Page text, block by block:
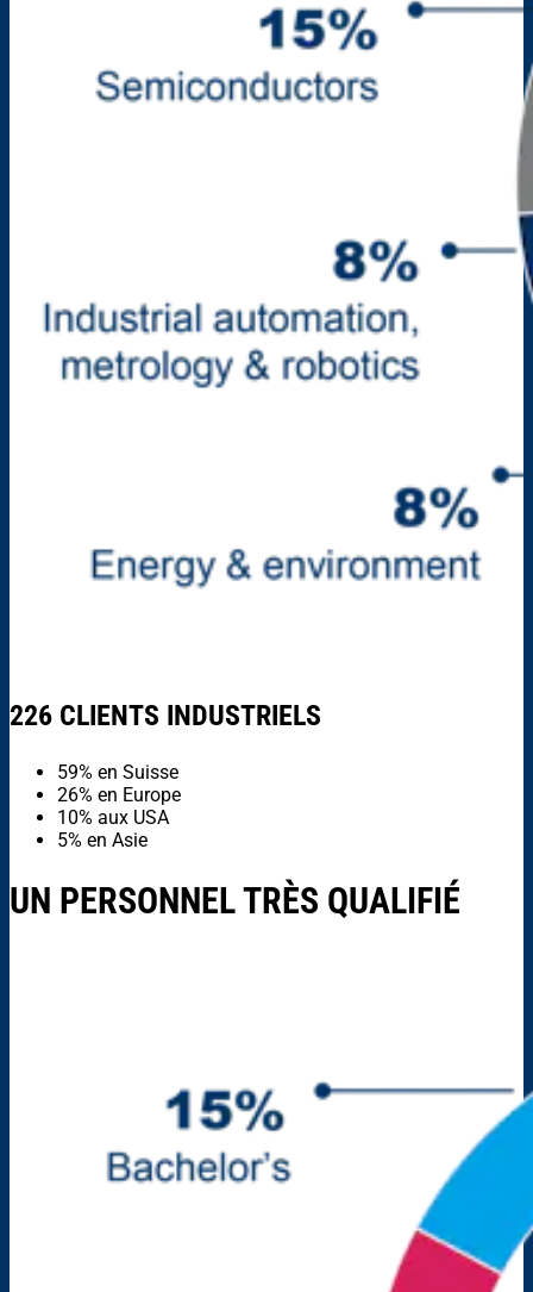
226 CLIENTS INDUSTRIELS
59% en Suisse
26% en Europe
10% aux USA
5% en Asie
UN PERSONNEL TRÈS QUALIFIÉ